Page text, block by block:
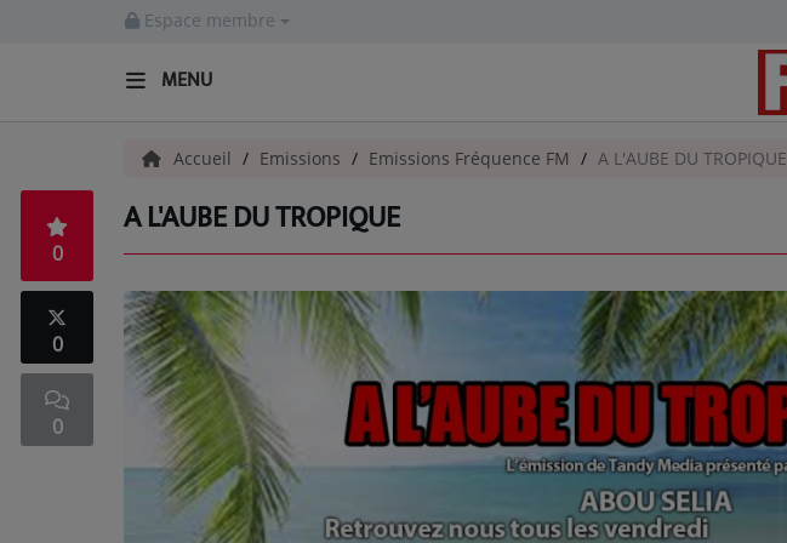
Espace membre
MENU
Radio
ACTUALITÉS
EMISSIONS
EQUIPES
EVÈNEMENTS
Accueil Emissions Emissions Fréquence FM A L'AUBE DU TROPIQUE
A L'AUBE DU TROPIQUE
0
0
0